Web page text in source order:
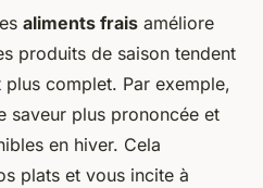
aliments frais améliore
produits de saison tendent
complet. Par exemple,
saveur plus prononcée et
en hiver. Cela
plats et vous incite à